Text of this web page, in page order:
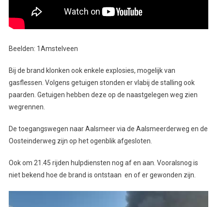
Beelden: 1Amstelveen
Bij de brand klonken ook enkele explosies, mogelijk van
gasflessen. Volgens getuigen stonden er vlabij de stalling ook
paarden. Getuigen hebben deze op de naastgelegen weg zien
wegrennen.
De toegangswegen naar Aalsmeer via de Aalsmeerderweg en de
Oosteinderweg zijn op het ogenblik afgesloten.
Ook om 21.45 rijden hulpdiensten nog af en aan. Vooralsnog is
niet bekend hoe de brand is ontstaan en of er gewonden zijn.